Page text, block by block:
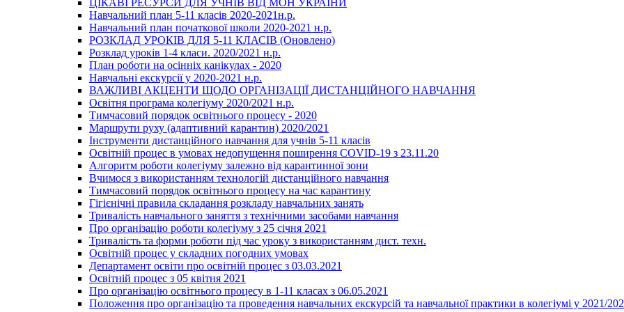
ЦІКАВІ РЕСУРСИ ДЛЯ УЧНІВ ВІД МОН УКРАЇНИ
Навчальний план 5-11 класів 2020-2021н.р.
Навчальний план початкової школи 2020-2021 н.р.
РОЗКЛАД УРОКІВ ДЛЯ 5-11 КЛАСІВ (Оновлено)
Розклад уроків 1-4 класи. 2020/2021 н.р.
План роботи на осінніх канікулах - 2020
Навчальні екскурсії у 2020-2021 н.р.
ВАЖЛИВІ АКЦЕНТИ ЩОДО ОРГАНІЗАЦІЇ ДИСТАНЦІЙНОГО НАВЧАННЯ
Освітня програма колегіуму 2020/2021 н.р.
Тимчасовий порядок освітнього процесу - 2020
Маршрути руху (адаптивний карантин) 2020/2021
Інструменти дистанційного навчання для учнів 5-11 класів
Освітній процес в умовах недопущення поширення COVID-19 з 23.11.20
Алгоритм роботи колегіуму залежно від карантинної зони
Вчимося з використанням технологій дистанційного навчання
Тимчасовий порядок освітнього процесу на час карантину
Гігієнічні правила складання розкладу навчальних занять
Тривалість навчального заняття з технічними засобами навчання
Про організацію роботи колегіуму з 25 січня 2021
Тривалість та форми роботи під час уроку з використанням дист. техн.
Освітній процес у складних погодних умовах
Департамент освіти про освітній процес з 03.03.2021
Освітній процес з 05 квітня 2021
Про організацію освітнього процесу в 1-11 класах з 06.05.2021
Положення про організацію та проведення навчальних екскурсій та навчальної практики в колегіумі у 2021/